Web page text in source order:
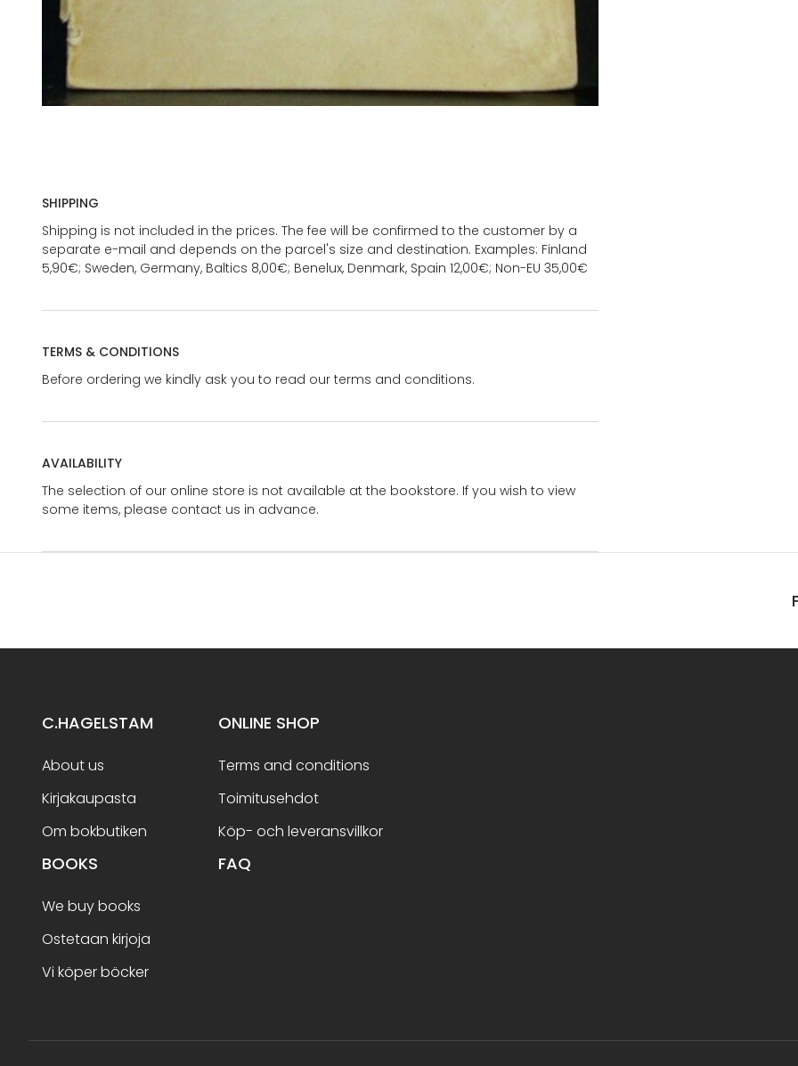
SHIPPING
Shipping is not included in the prices. The fee will be confirmed to the customer by a
separate e-mail and depends on the parcel's size and destination. Examples: Finland
5,90€; Sweden, Germany, Baltics 8,00€; Benelux, Denmark, Spain 12,00€; Non-EU 35,00€
TERMS & CONDITIONS
Before ordering we kindly ask you to read our terms and conditions.
AVAILABILITY
The selection of our online store is not available at the bookstore. If you wish to view
some items, please contact us in advance.
C.HAGELSTAM
About us
Kirjakaupasta
Om bokbutiken
ONLINE SHOP
Terms and conditions
Toimitusehdot
Köp- och leveransvillkor
BOOKS
We buy books
Ostetaan kirjoja
Vi köper böcker
FAQ